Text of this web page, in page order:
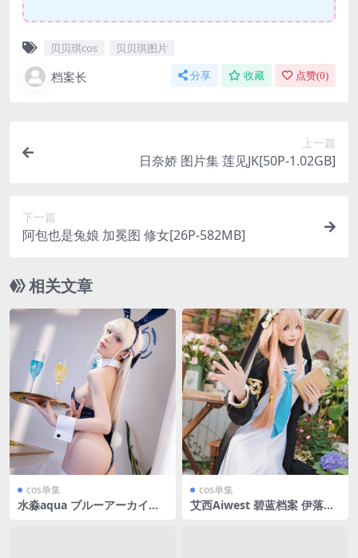
贝贝琪cos 贝贝琪图片
档案长 分享 收藏 点赞(0)
上一篇
日奈娇 图片集 莲见JK[50P-1.02GB]
下一篇
阿包也是兔娘 加冕图 修女[26P-582MB]
相关文章
cos单集
水淼aqua ブルーアーカイブ
cos单集
艾西Aiwest 碧蓝档案 伊落玛